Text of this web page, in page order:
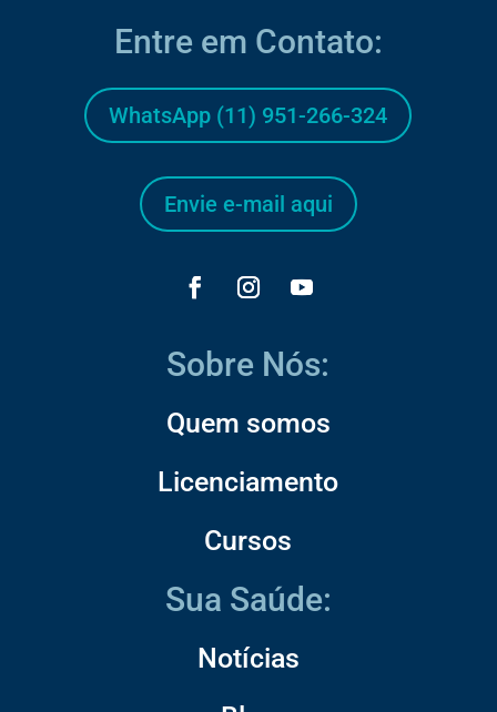
Entre em Contato:
WhatsApp (11) 951-266-324
Envie e-mail aqui
Sobre Nós:
Quem somos
Licenciamento
Cursos
Sua Saúde:
Notícias